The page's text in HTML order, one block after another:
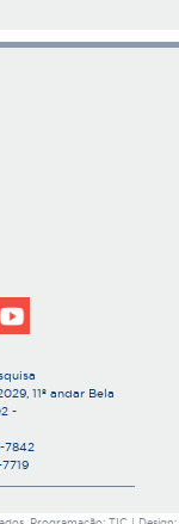
11º andar Bela
-
7842